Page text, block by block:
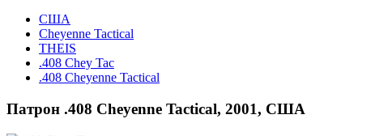
США
Cheyenne Tactical
THEIS
.408 Chey Tac
.408 Cheyenne Tactical
Патрон .408 Cheyenne Tactical, 2001, США